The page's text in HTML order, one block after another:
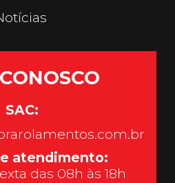
SAC:
atendimento:
das 08h às 18h